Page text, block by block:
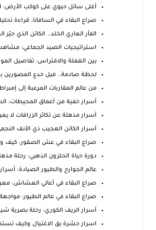
أغلى سائل حيوي على كوكب الأرض:
صراع البقاء في السافانا: قراءة
الفأر العاري الخلد.. الكائن الذي حيّر
استراتيجيات الصيد الجماعي:
بين الغفلة والافتراس: تفاصيل
لحظة صادمة.. فيل خدع المصورين
من عالم المقاربات المرعبة إلى
أسرار خفية من أعماق المحيطات:
أسرار مذهلة عن تكاثر الزرافات لا
أسرار الكائن العجيب ذي الأنف
صراع البقاء في عش الصقور: كيف
دورة حياة الحلزون الذهبي: رحلة
عالم الجوارح والطيور الصيادة:
صراع البقاء في أعالي العشاش:
صراع البقاء في عالم الطيور:
أسرار الريف الكوري: رحلة بصرية
اسرار حشرة بق الاغتيال وكيف